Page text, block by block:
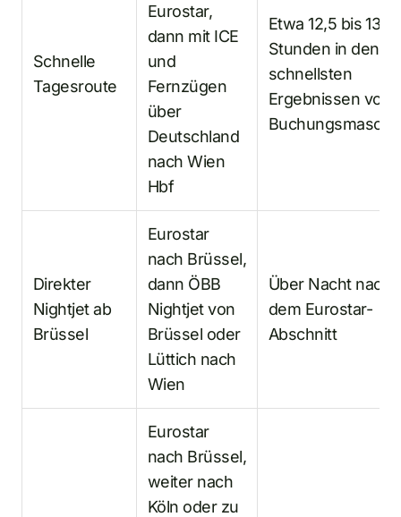
Schnelle
Tagesroute
Eurostar,
dann mit ICE
und
Fernzügen
über
Deutschland
nach Wien
Hbf
Etwa 12,5 bis 13,5
Stunden in den
schnellsten
Ergebnissen von
Direkter
Nightjet ab
Brüssel
Eurostar
nach Brüssel,
dann ÖBB
Nightjet von
Brüssel oder
Lüttich nach
Wien
Über Nacht nach
dem Eurostar-
Abschnitt
Eurostar
nach Brüssel,
weiter nach
Köln oder zu